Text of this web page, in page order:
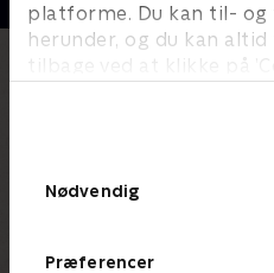
platforme. Du kan til-
herunder, og du kan
tilbage ved at klikke på
Nødvendig
Præferencer